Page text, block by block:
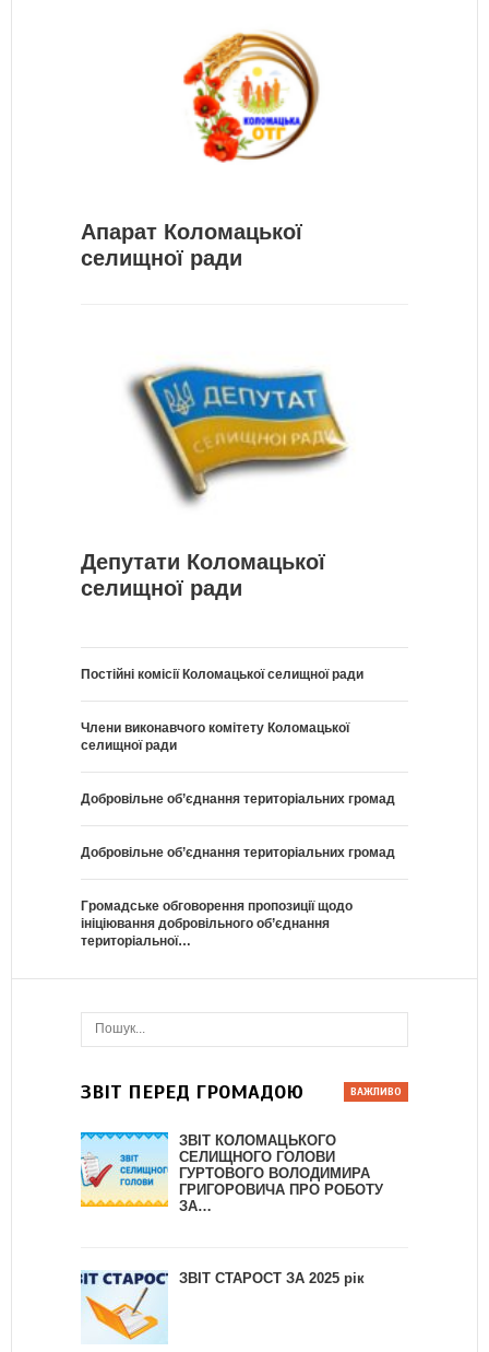
Апарат Коломацької
селищної ради
Депутати Коломацької
селищної ради
Постійні комісії Коломацької селищної ради
Члени виконавчого комітету Коломацької
селищної ради
Добровільне об’єднання територіальних громад
Добровільне об’єднання територіальних громад
Громадське обговорення пропозиції щодо
ініціювання добровільного об’єднання
територіальної…
ЗВІТ ПЕРЕД ГРОМАДОЮ
ЗВІТ КОЛОМАЦЬКОГО
СЕЛИЩНОГО ГОЛОВИ
ГУРТОВОГО ВОЛОДИМИРА
ГРИГОРОВИЧА ПРО РОБОТУ
ЗА…
ЗВІТ СТАРОСТ ЗА 2025 рік